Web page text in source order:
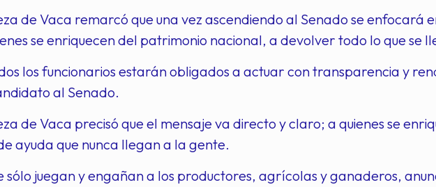
de Vaca remarcó que una vez ascendiendo al Senado se enfocará
se enriquecen del patrimonio nacional, a devolver todo lo que se
los funcionarios estarán obligados a actuar con transparencia y
al Senado.
de Vaca precisó que el mensaje va directo y claro; a quienes se
ayuda que nunca llegan a la gente.
sólo juegan y engañan a los productores, agrícolas y ganaderos,